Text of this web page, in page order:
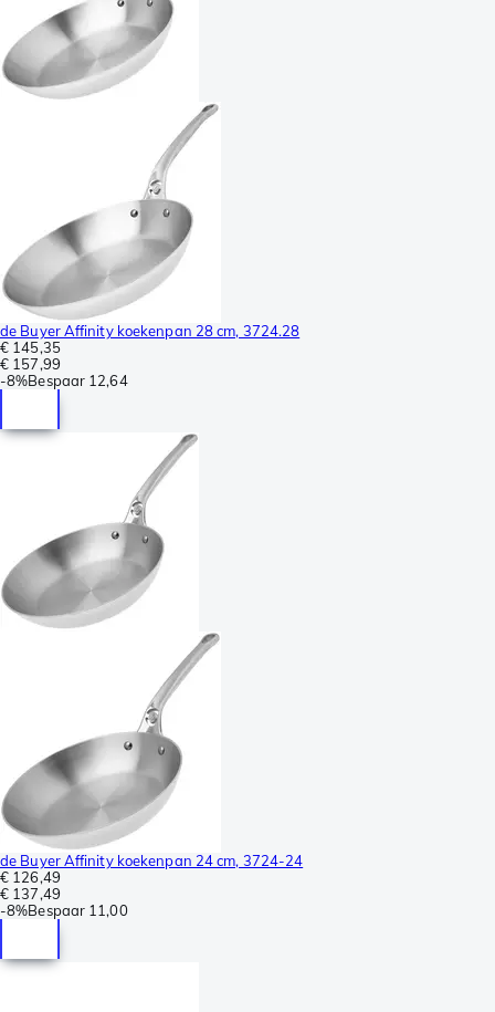
de Buyer Affinity koekenpan 28 cm, 3724.28
€ 145,35
€ 157,99
-8%Bespaar 12,64
de Buyer Affinity koekenpan 24 cm, 3724-24
€ 126,49
€ 137,49
-8%Bespaar 11,00